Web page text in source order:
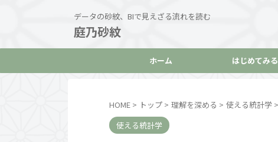
データの砂紋、BIで見えざる流れを読む
庭乃砂紋
ホーム はじめてみる
HOME > トップ > 理解を深める > 使える統計学 >
使える統計学